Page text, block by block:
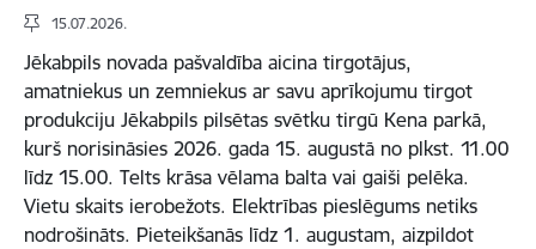
15.07.2026.
Jēkabpils novada pašvaldība aicina tirgotājus,
amatniekus un zemniekus ar savu aprīkojumu tirgot
produkciju Jēkabpils pilsētas svētku tirgū Kena parkā,
kurš norisināsies 2026. gada 15. augustā no plkst. 11.00
līdz 15.00. Telts krāsa vēlama balta vai gaiši pelēka.
Vietu skaits ierobežots. Elektrības pieslēgums netiks
nodrošināts. Pieteikšanās līdz 1. augustam, aizpildot